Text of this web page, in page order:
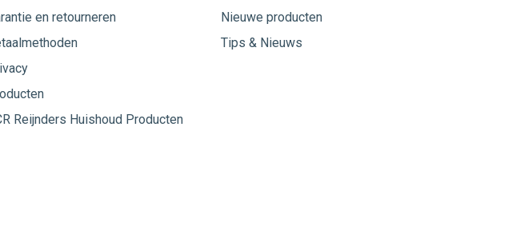
en retourneren
Reijnders Huishoud Producten
Nieuwe producten
Tips & Nieuws